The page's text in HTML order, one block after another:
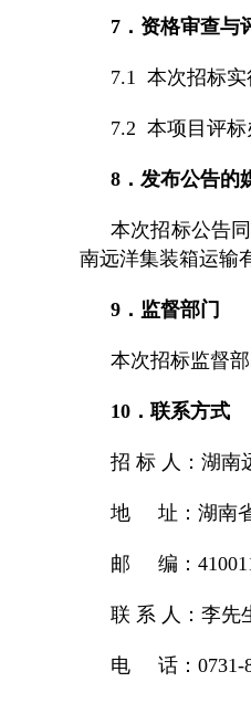
7．资格审查与
7.1 本次招标实
7.2 本项目评标
8．发布公告的
本次招标公告
南远洋集装箱运输
9．监督部门
本次招标监督
10．联系方式
招 标 人：湖
地 址：湖南省
邮 编：
联 系 人：李先
电 话：0731-